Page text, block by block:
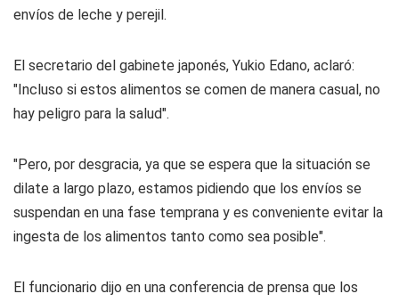
envíos de leche y perejil.
El secretario del gabinete japonés, Yukio Edano, aclaró:
"Incluso si estos alimentos se comen de manera casual, no
hay peligro para la salud".
"Pero, por desgracia, ya que se espera que la situación se
dilate a largo plazo, estamos pidiendo que los envíos se
suspendan en una fase temprana y es conveniente evitar la
ingesta de los alimentos tanto como sea posible".
El funcionario dijo en una conferencia de prensa que los